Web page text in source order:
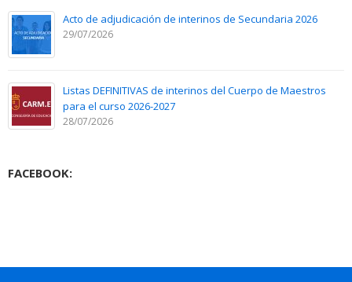
Acto de adjudicación de interinos de Secundaria 2026
29/07/2026
Listas DEFINITIVAS de interinos del Cuerpo de Maestros
para el curso 2026-2027
28/07/2026
FACEBOOK: